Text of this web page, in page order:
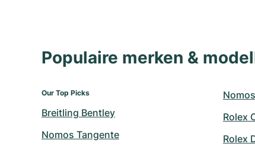
Populaire merken &
Our Top Picks
Breitling Bentley
Nomos Tangente
Rolex
Rolex